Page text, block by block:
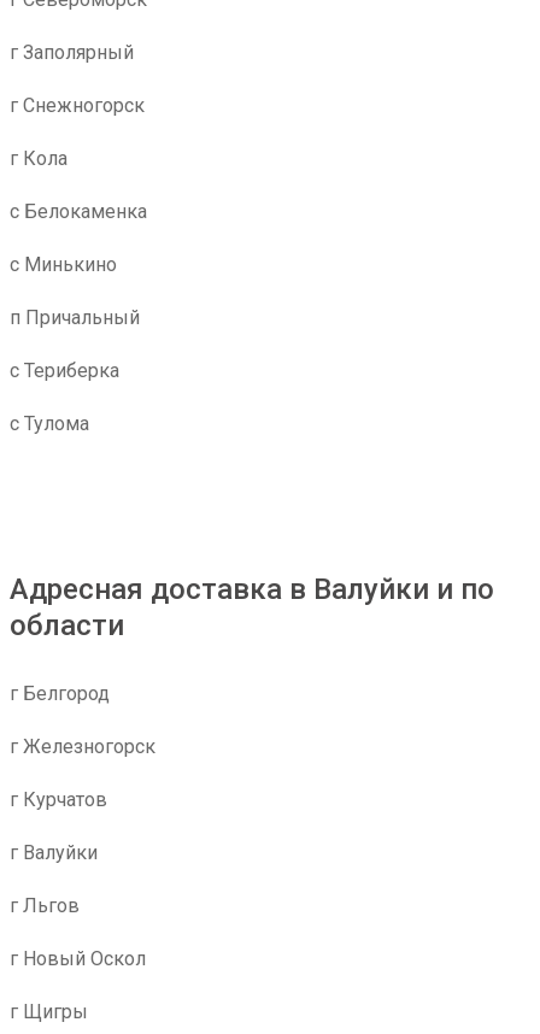
сотрудничества были четко оговорены, никаких
Работа с данной транспортной компанией оставила
успешно сочетают в себе все ключевые качества,
необходимые для идеальной логистической
уровень клиентского сервиса. Я получил именно
больше – уверенность в надежности партнера.
компанию всем, кто ищет ответственного и
логистических задач. С ними можно быть
г Заполярный
г Снежногорск
г Кола
с Белокаменка
с Минькино
п Причальный
с Териберка
с Тулома
Адресная доставка в Валуйки и по
области
г Белгород
г Железногорск
г Курчатов
г Валуйки
г Льгов
г Новый Оскол
г Щигры